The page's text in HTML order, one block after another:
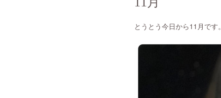
とうとう今日から11月です